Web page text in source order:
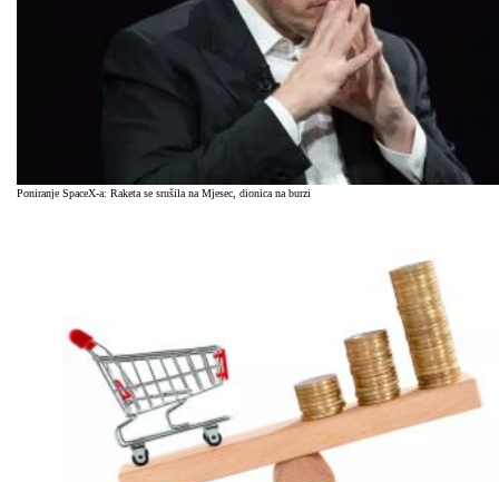
Poniranje SpaceX-a: Raketa se srušila na Mjesec, dionica na burzi